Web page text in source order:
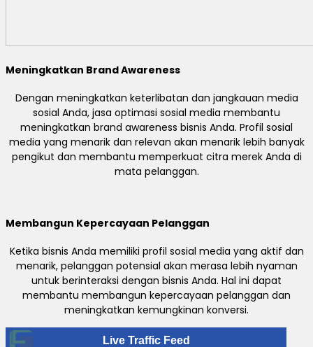
Meningkatkan Brand Awareness
Dengan meningkatkan keterlibatan dan jangkauan media
sosial Anda, jasa optimasi sosial media membantu
meningkatkan brand awareness bisnis Anda. Profil sosial
media yang menarik dan relevan akan menarik lebih banyak
pengikut dan membantu memperkuat citra merek Anda di
mata pelanggan.
Membangun Kepercayaan Pelanggan
Ketika bisnis Anda memiliki profil sosial media yang aktif dan
menarik, pelanggan potensial akan merasa lebih nyaman
untuk berinteraksi dengan bisnis Anda. Hal ini dapat
membantu membangun kepercayaan pelanggan dan
meningkatkan kemungkinan konversi.
Live Traffic Feed